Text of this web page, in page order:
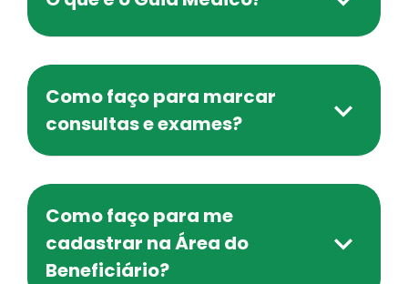
Como faço para marcar
consultas e exames?
Como faço para me
cadastrar na Área do
Beneficiário?